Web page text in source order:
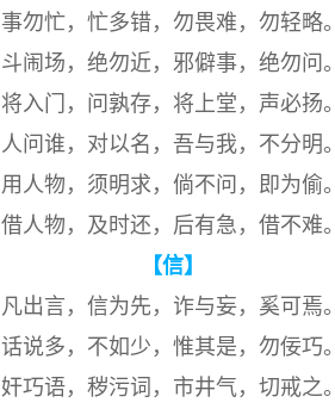
事勿忙，忙多错，勿畏难，勿轻略。
斗闹场，绝勿近，邪僻事，绝勿问。
将入门，问孰存，将上堂，声必扬。
人问谁，对以名，吾与我，不分明。
用人物，须明求，倘不问，即为偷。
借人物，及时还，后有急，借不难。
【信】
凡出言，信为先，诈与妄，奚可焉。
话说多，不如少，惟其是，勿佞巧。
奸巧语，秽污词，市井气，切戒之。